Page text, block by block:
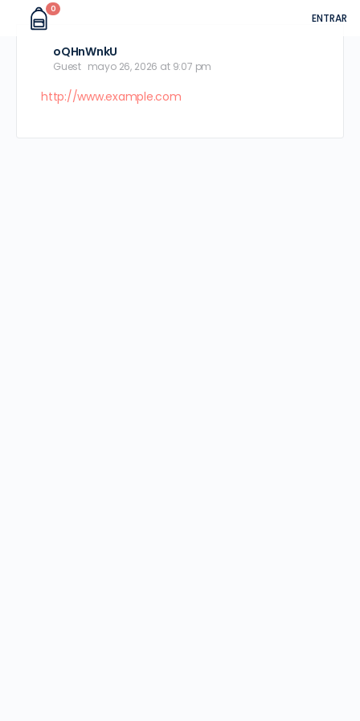
0
ENTRAR
oQHnWnkU
Guest mayo 26, 2026 at 9:07 pm
http://www.example.com